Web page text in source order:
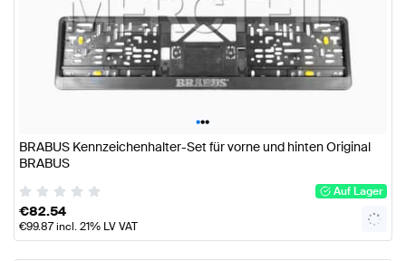
•••
BRABUS Kennzeichenhalter-Set für vorne und hinten Original
BRABUS
Auf Lager
€82.54
€99.87incl. 21% LV VAT